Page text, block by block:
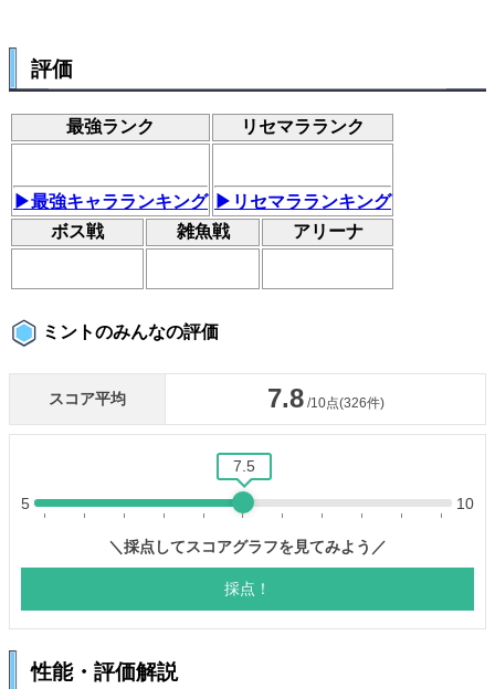
評価
最強ランク リセマラランク
▶最強キャラランキング
▶リセマラランキング
ボス戦
雑魚戦 アリーナ
ミントのみんなの評価
性能・評価解説